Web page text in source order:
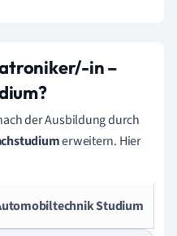
in –
der Ausbildung durch
erweitern. Hier
Studium